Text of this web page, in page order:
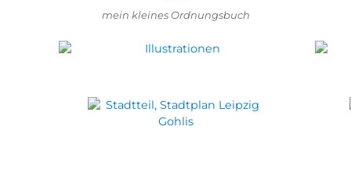
mein kleines Ordnungsbuch